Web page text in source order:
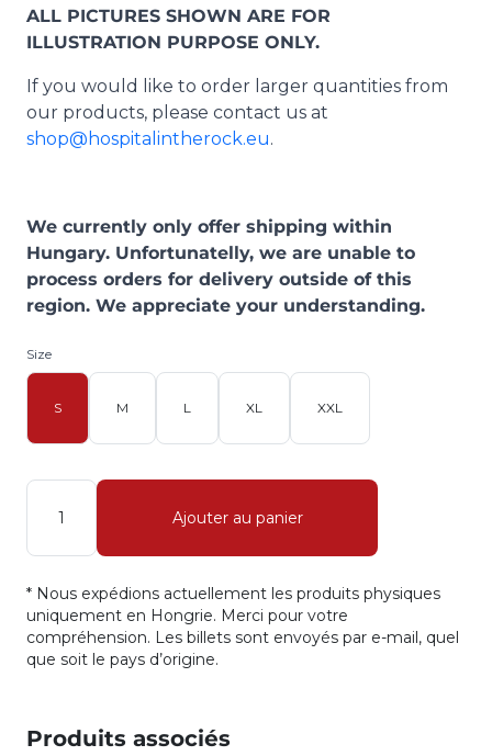
ALL PICTURES SHOWN ARE FOR
ILLUSTRATION PURPOSE ONLY.
If you would like to order larger quantities from
our products, please contact us at
shop@hospitalintherock.eu.
We currently only offer shipping within
Hungary. Unfortunatelly, we are unable to
process orders for delivery outside of this
region. We appreciate your understanding.
Size
S M L XL XXL
Quantité
Ajouter au panier
* Nous expédions actuellement les produits physiques
uniquement en Hongrie. Merci pour votre
compréhension. Les billets sont envoyés par e-mail, quel
que soit le pays d’origine.
Produits associés